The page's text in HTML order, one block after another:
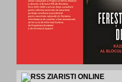
ZIARISTI ONLINE